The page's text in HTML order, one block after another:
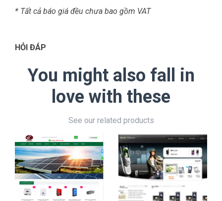
* Tất cả báo giá đều chưa bao gồm VAT
HỎI ĐÁP
You might also fall in
love with these
See our related products